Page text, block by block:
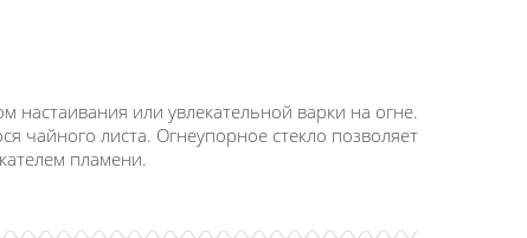
или увлекательной варки на огне.
чайного листа. Огнеупорное стекло позволяет
пламени.